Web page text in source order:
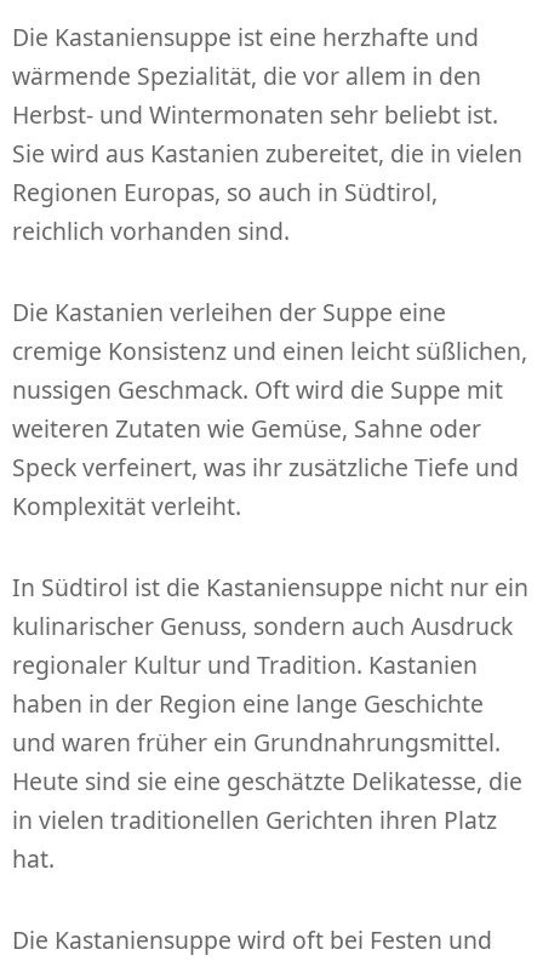
Die Kastaniensuppe ist eine herzhafte und
wärmende Spezialität, die vor allem in den
Herbst- und Wintermonaten sehr beliebt ist.
Sie wird aus Kastanien zubereitet, die in vielen
Regionen Europas, so auch in Südtirol,
reichlich vorhanden sind.
Die Kastanien verleihen der Suppe eine
cremige Konsistenz und einen leicht süßlichen,
nussigen Geschmack. Oft wird die Suppe mit
weiteren Zutaten wie Gemüse, Sahne oder
Speck verfeinert, was ihr zusätzliche Tiefe und
Komplexität verleiht.
In Südtirol ist die Kastaniensuppe nicht nur ein
kulinarischer Genuss, sondern auch Ausdruck
regionaler Kultur und Tradition. Kastanien
haben in der Region eine lange Geschichte
und waren früher ein Grundnahrungsmittel.
Heute sind sie eine geschätzte Delikatesse, die
in vielen traditionellen Gerichten ihren Platz
hat.
Die Kastaniensuppe wird oft bei Festen und